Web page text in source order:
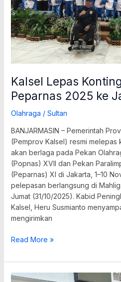
Kalsel Lepas
Peparnas 2025 ke
Olahraga / Sultan
BANJARMASIN – Pemerintah
(Pemprov Kalsel) resmi
akan berlaga pada Pekan
(Popnas) XVII dan Pekan
(Peparnas) XI di Jakarta, 1–10
pelepasan berlangsung di
Jumat (31/10/2025). Kabid
Kalsel, Heru Susmianto
mengirimkan
Jakarta
Read More »
Pordi